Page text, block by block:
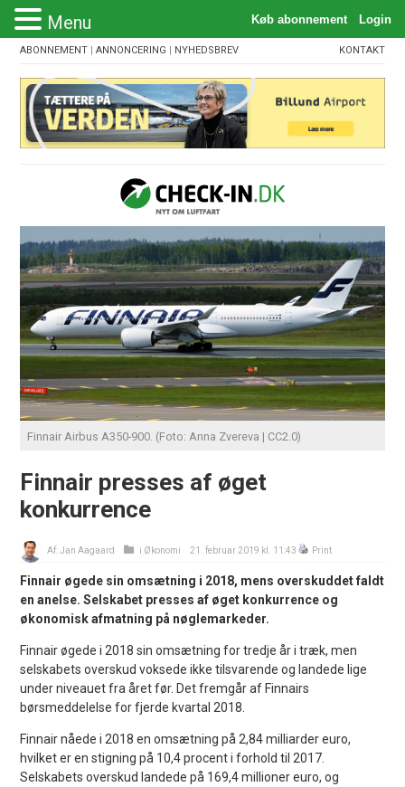
ABONNEMENT |ANNONCERING | NYHEDSBREV KONTAKT
Finnair Airbus A350-900. (Foto: Anna Zvereva | CC2.0)
Finnair presses af øget
konkurrence
Af:Jan Aagaard i Økonomi 21. februar 2019 kl. 11:43 Print
Finnair øgede sin omsætning i 2018, mens overskuddet faldt
en anelse. Selskabet presses af øget konkurrence og
økonomisk afmatning på nøglemarkeder.
Finnair øgede i 2018 sin omsætning for tredje år i træk, men
selskabets overskud voksede ikke tilsvarende og landede lige
under niveauet fra året før. Det fremgår af Finnairs
børsmeddelelse for fjerde kvartal 2018.
Finnair nåede i 2018 en omsætning på 2,84 milliarder euro,
hvilket er en stigning på 10,4 procent i forhold til 2017.
Selskabets overskud landede på 169,4 millioner euro, og
Menu